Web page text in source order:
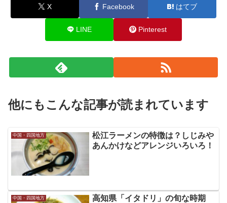
X Facebook はてブ
LINE Pinterest
他にもこんな記事が読まれています
中国・四国地方
松江ラーメンの特徴は？しじみや
あんかけなどアレンジいろいろ！
中国・四国地方
高知県「イタドリ」の旬な時期